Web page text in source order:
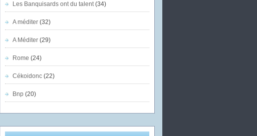
Les Banquisards ont du talent(34)
A méditer(32)
A Méditer(29)
Rome (24)
Cékoidonc(22)
Bnp (20)